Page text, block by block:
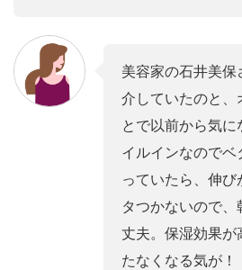
美容家の石井美
介していたのと、
とで以前から気
イルインなので
っていたら、伸
タつかないので
丈夫。保湿効果が
たなくなる気が！